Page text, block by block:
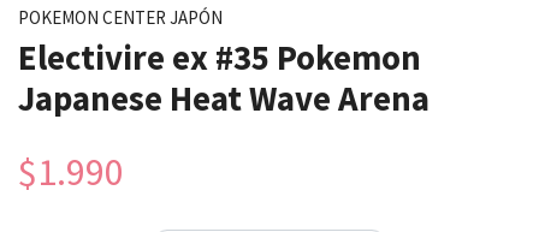
POKEMON CENTER JAPÓN
Electivire ex #35 Pokemon
Japanese Heat Wave Arena
$1.990